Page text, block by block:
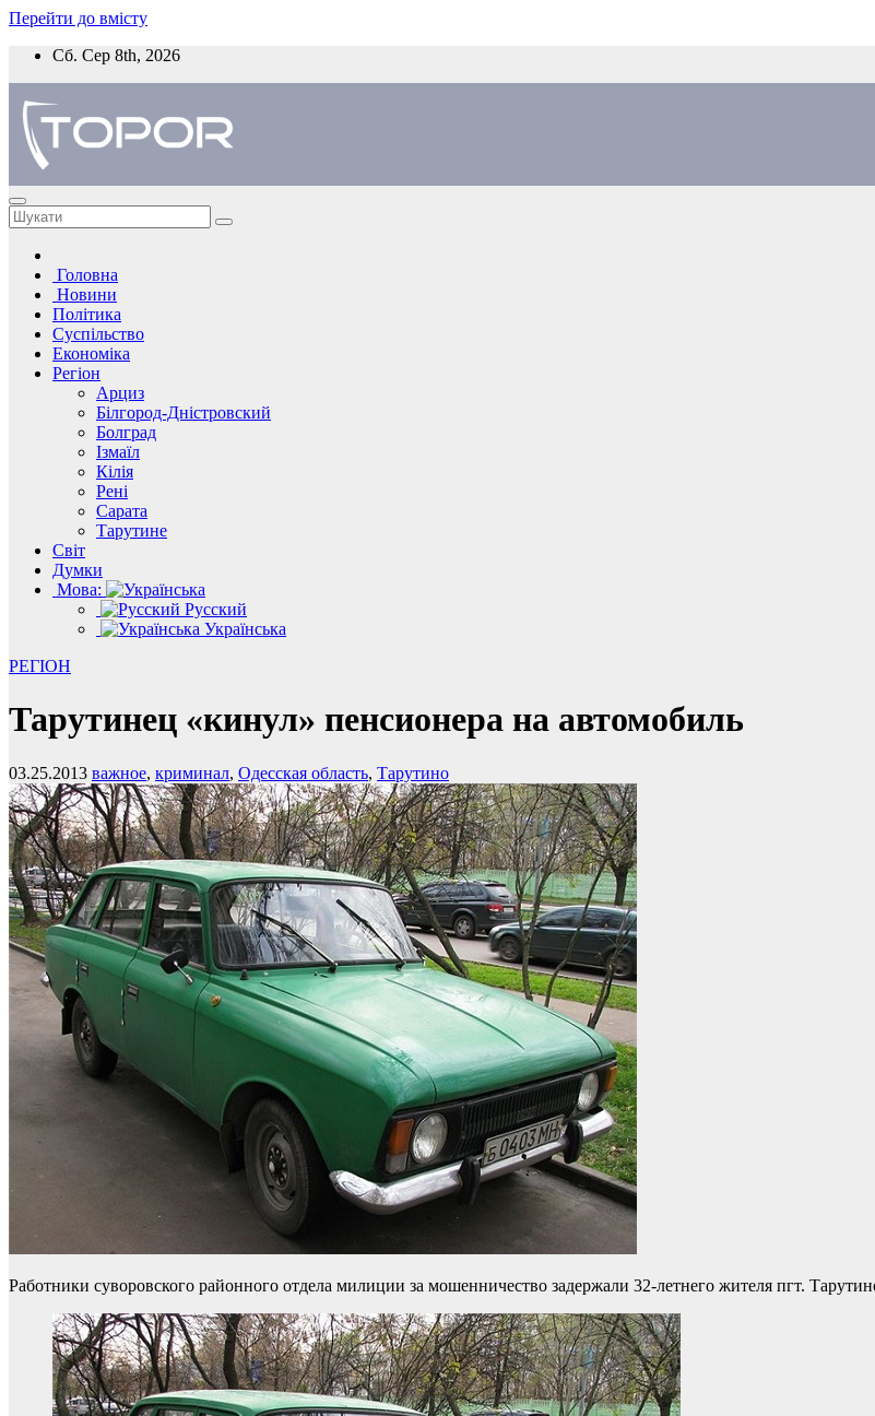
Перейти до вмісту
Сб. Сер 8th, 2026
Головна
Новини
Політика
Суспільство
Економіка
Регіон
Арциз
Білгород-Дністровский
Болград
Ізмаїл
Кілія
Рені
Сарата
Тарутине
Світ
Думки
Мова:
Русский
Українська
РЕГІОН
Тарутинец «кинул» пенсионера на автомобиль
03.25.2013 важное, криминал, Одесская область, Тарутино
Работники суворовского районного отдела милиции за мошенничество задержали 32-летнего жителя пгт.